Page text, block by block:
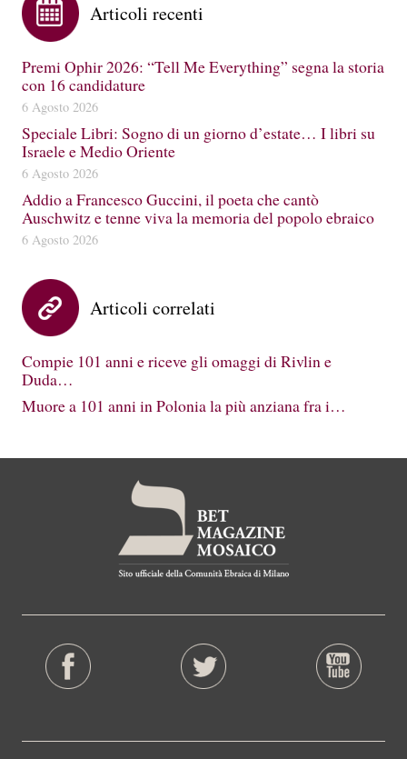
Articoli recenti
Premi Ophir 2026: “Tell Me Everything” segna la storia
con 16 candidature
6 Agosto 2026
Speciale Libri: Sogno di un giorno d’estate… I libri su
Israele e Medio Oriente
6 Agosto 2026
Addio a Francesco Guccini, il poeta che cantò
Auschwitz e tenne viva la memoria del popolo ebraico
6 Agosto 2026
Articoli correlati
Compie 101 anni e riceve gli omaggi di Rivlin e
Duda…
Muore a 101 anni in Polonia la più anziana fra i…